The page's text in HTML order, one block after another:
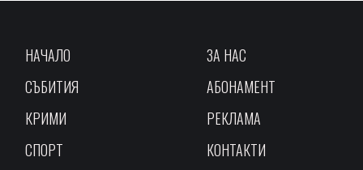
НАЧАЛО
СЪБИТИЯ
КРИМИ
СПОРТ
ЗА НАС
АБОНАМЕНТ
РЕКЛАМА
КОНТАКТИ